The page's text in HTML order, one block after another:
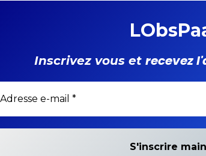
Inscrivez vous et recevez